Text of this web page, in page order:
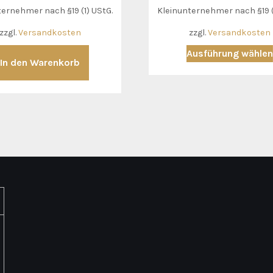
nach §19 (1) UStG.
zzgl.Versandkosten
In den Warenkorb
Kleinunternehmer nach §19
zzgl.Versandkosten
Ausführung wählen